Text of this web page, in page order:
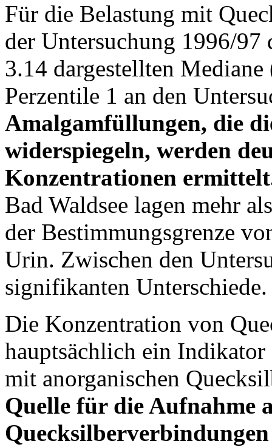
Für die Belastung mit
der Untersuchung 1996/
3.14 dargestellten
Perzentile 1 an den
Amalgamfüllungen, die
widerspiegeln, werden
Konzentrationen
Bad Waldsee lagen mehr
der Bestimmungsgrenze
Urin. Zwischen den
signifikanten Unterschiede.
Die Konzentration von
hauptsächlich ein
mit anorganischen
Quelle für die Aufnahme